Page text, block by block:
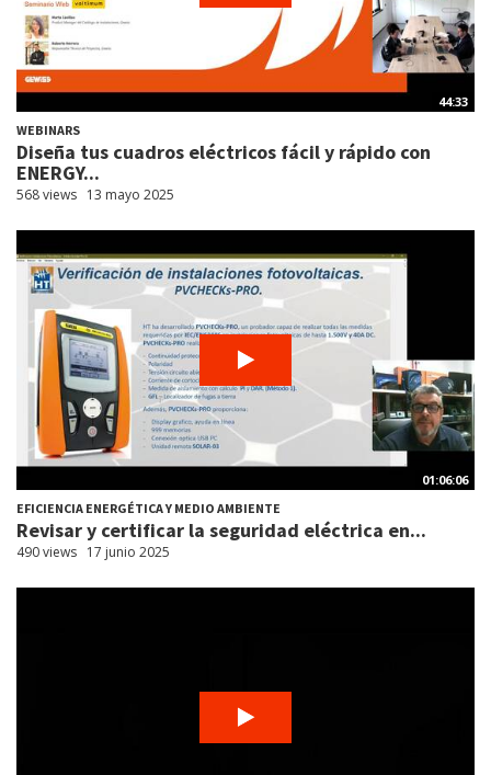
44:33
WEBINARS
Diseña tus cuadros eléctricos fácil y rápido con
ENERGY...
568 views 13 mayo 2025
01:06:06
EFICIENCIA ENERGÉTICA Y MEDIO AMBIENTE
Revisar y certificar la seguridad eléctrica en...
490 views 17 junio 2025